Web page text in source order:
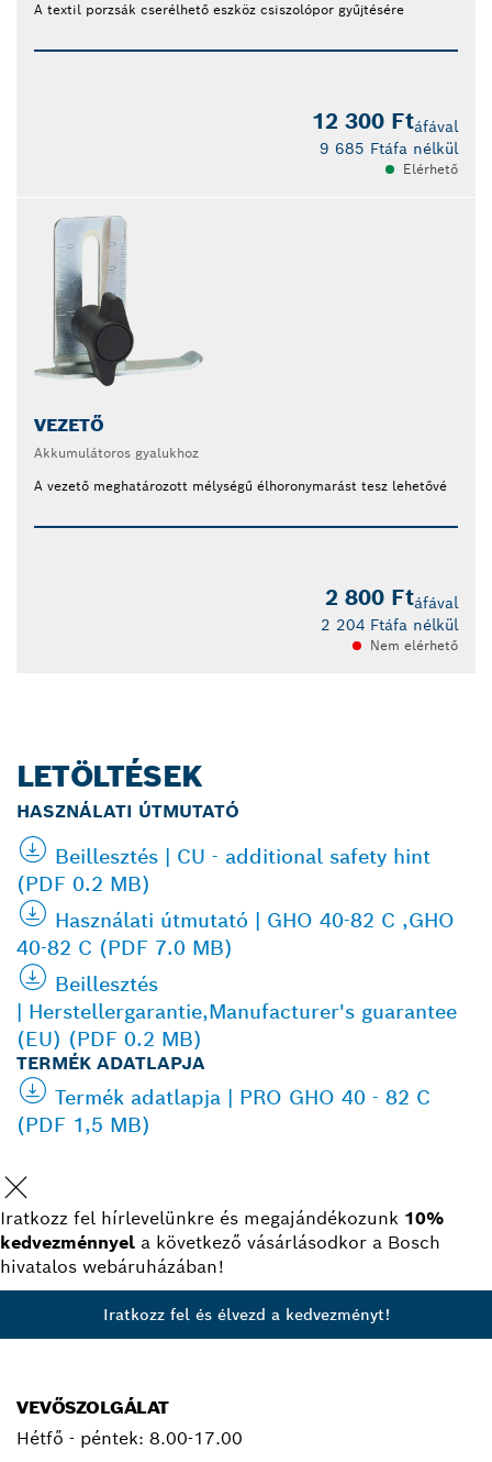
A textil porzsák cserélhető eszköz csiszolópor gyűjtésére
12 300 Ftáfával
9 685 Ftáfa nélkül
Elérhető
VEZETŐ
Akkumulátoros gyalukhoz
A vezető meghatározott mélységű élhoronymarást tesz lehetővé
2 800 Ftáfával
2 204 Ftáfa nélkül
Nem elérhető
LETÖLTÉSEK
HASZNÁLATI ÚTMUTATÓ
Beillesztés | CU - additional safety hint
(PDF 0.2 MB)
Használati útmutató | GHO 40-82 C ,GHO
40-82 C (PDF 7.0 MB)
Beillesztés
| Herstellergarantie,Manufacturer's guarantee
(EU) (PDF 0.2 MB)
TERMÉK ADATLAPJA
Termék adatlapja | PRO GHO 40 - 82 C
(PDF 1,5 MB)
Iratkozz fel hírlevelünkre és megajándékozunk 10%
kedvezménnyel a következő vásárlásodkor a Bosch
hivatalos webáruházában!
Iratkozz fel és élvezd a kedvezményt!
VEVŐSZOLGÁLAT
Hétfő - péntek: 8.00-17.00